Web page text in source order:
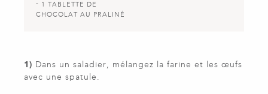
1 TABLETTE DE
CHOCOLAT AU PRALINÉ
1) Dans un saladier, mélangez la farine et les œufs
avec une spatule.